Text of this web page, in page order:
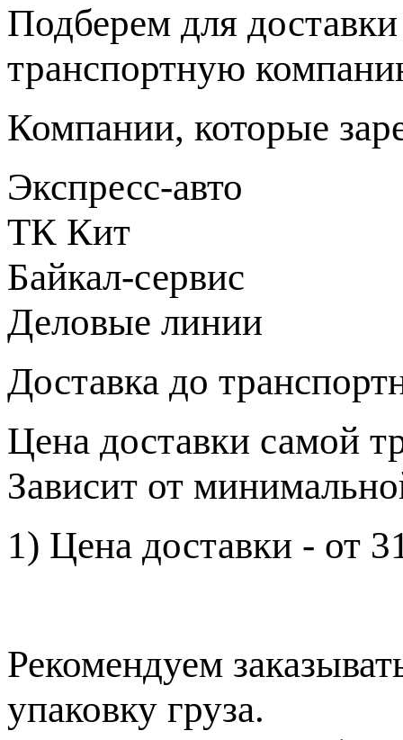
Подберем для
транспортную
Компании, которые
Экспресс-авто
ТК Кит
Байкал-сервис
Деловые линии
Доставка до
Цена доставки самой
Зависит от
1) Цена доставки - от
Рекомендуем
упаковку груза.